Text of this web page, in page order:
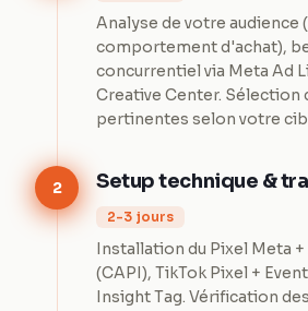
Analyse de votre audience
comportement d'achat),
concurrentiel via Meta Ad
Creative Center.
pertinentes selon votre
2 Setup technique &
2-3 jours
Installation du Pixel Meta
(CAPI), TikTok Pixel +
Insight Tag. Vérification